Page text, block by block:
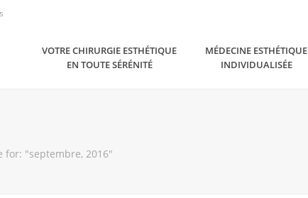
VOTRE CHIRURGIE ESTHÉTIQUE
EN TOUTE SÉRÉNITÉ
MÉDECINE ESTHÉTIQUE
INDIVIDUALISÉE
for: "septembre, 2016"